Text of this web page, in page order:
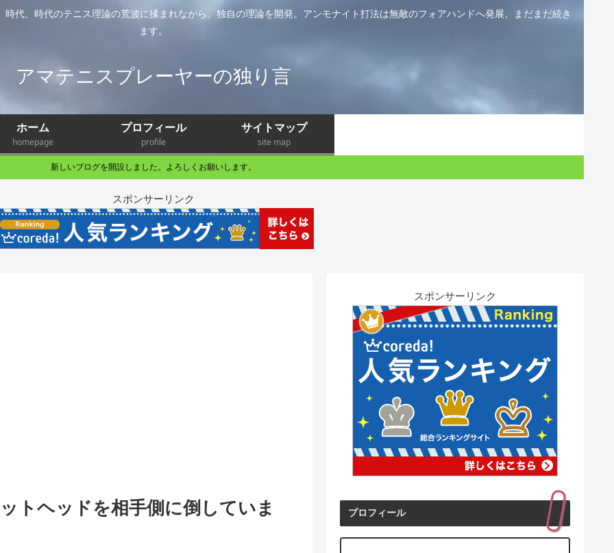
代、時代のテニス理論の荒波に揉まれながら、独自の理論を開発。アンモナイト打法は無敵のフォアハンドへ発展。まだまだ続き
ます。
アマテニスプレーヤーの独り言
ホーム
homepage
プロフィール
profile
サイトマップ
site map
新しいブログを開設しました。よろしくお願いします。
スポンサーリンク
トヘッドを相手側に倒していま
スポンサーリンク
プロフィール